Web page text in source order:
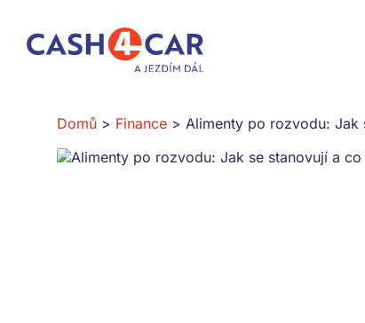
Domů Finance Alimenty po rozvodu: Jak